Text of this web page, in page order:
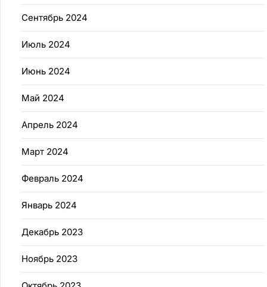
Сентябрь 2024
Июль 2024
Июнь 2024
Май 2024
Апрель 2024
Март 2024
Февраль 2024
Январь 2024
Декабрь 2023
Ноябрь 2023